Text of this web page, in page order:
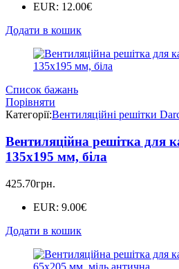
EUR: 12.00€
Додати в кошик
Список бажань
Порівняти
Категорії:Вентиляційні решітки
Вентиляційна решітка для
135х195 мм, біла
425.70грн.
EUR: 9.00€
Додати в кошик